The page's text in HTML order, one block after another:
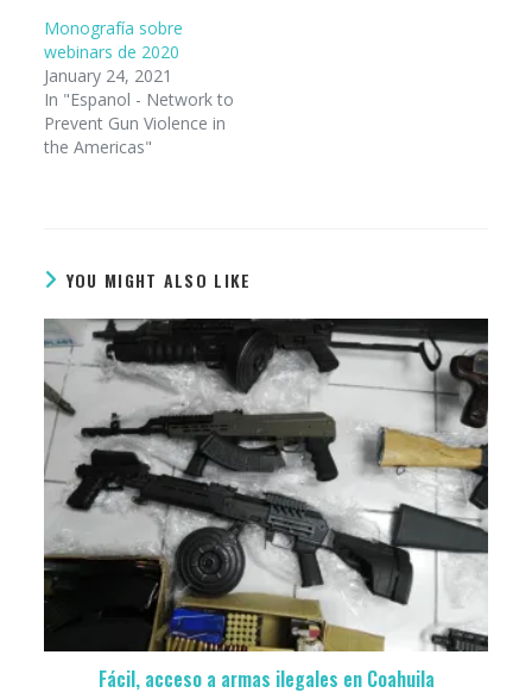
Monografía sobre
webinars de 2020
January 24, 2021
In "Espanol - Network to
Prevent Gun Violence in
the Americas​"
YOU MIGHT ALSO LIKE
Fácil, acceso a armas ilegales en Coahuila